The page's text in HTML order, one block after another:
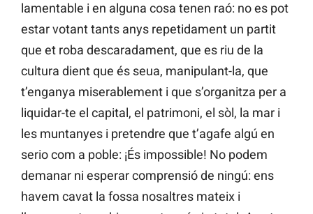
lamentable i en alguna cosa tenen raó: no es pot
estar votant tants anys repetidament un partit
que et roba descaradament, que es riu de la
cultura dient que és seua, manipulant-la, que
t’enganya miserablement i que s’organitza per a
liquidar-te el capital, el patrimoni, el sòl, la mar i
les muntanyes i pretendre que t’agafe algú en
serio com a poble: ¡És impossible! No podem
demanar ni esperar comprensió de ningú: ens
havem cavat la fossa nosaltres mateix i